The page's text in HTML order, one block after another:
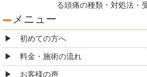
る頭痛の種類・対処法・
メニュー
初めての方へ
料金・施術の流れ
お客様の声